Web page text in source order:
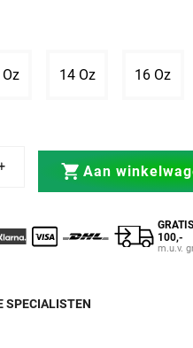
of niet beschikbaar
Variant uitverkocht of niet
14 OzVariant16 Oz
Elite Zilver/ZwartElite Zilver/
Aan
100,-
m.u.v.
SPECIALISTEN